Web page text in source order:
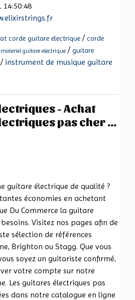
14:50:48
corde guitare electrique /corde
materiel guitare electrique /guitare
/ instrument de musique guitare
- Achat
pas cher ...
guitare électrique de qualité ?
économies en achetant
Du Commerce la guitare
Visitez nos pages afin de
sélection de références
Brighton ou Stagg. Que vous
soyez un guitariste confirmé,
votre compte sur notre
Les guitares électriques pas
dans notre catalogue en ligne